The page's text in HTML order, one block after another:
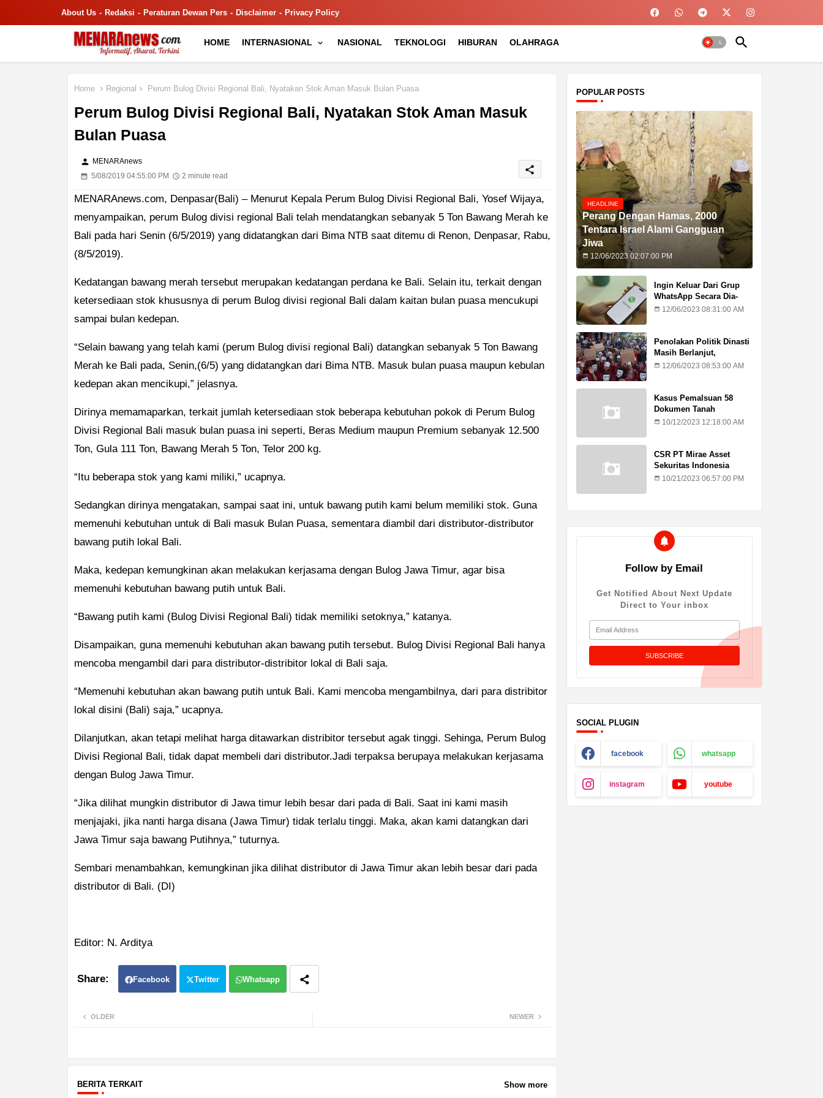
About Us Redaksi Peraturan Dewan Pers Disclaimer Privacy Policy
HOME INTERNASIONAL NASIONAL TEKNOLOGI HIBURAN OLAHRAGA
Home Regional Perum Bulog Divisi Regional Bali, Nyatakan Stok Aman Masuk Bulan Puasa
Perum Bulog Divisi Regional Bali, Nyatakan Stok Aman Masuk
Bulan Puasa
person MENARAnews
5/08/2019 04:55:00 PM
2 minute read
share
MENARAnews.com, Denpasar(Bali) – Menurut Kepala Perum Bulog Divisi Regional Bali, Yosef Wijaya,
menyampaikan, perum Bulog divisi regional Bali telah mendatangkan sebanyak 5 Ton Bawang Merah ke
Bali pada hari Senin (6/5/2019) yang didatangkan dari Bima NTB saat ditemu di Renon, Denpasar, Rabu,
(8/5/2019).
Kedatangan bawang merah tersebut merupakan kedatangan perdana ke Bali. Selain itu, terkait dengan
ketersediaan stok khususnya di perum Bulog divisi regional Bali dalam kaitan bulan puasa mencukupi
sampai bulan kedepan.
“Selain bawang yang telah kami (perum Bulog divisi regional Bali) datangkan sebanyak 5 Ton Bawang
Merah ke Bali pada, Senin,(6/5) yang didatangkan dari Bima NTB. Masuk bulan puasa maupun kebulan
kedepan akan mencikupi,” jelasnya.
Dirinya memamaparkan, terkait jumlah ketersediaan stok beberapa kebutuhan pokok di Perum Bulog
Divisi Regional Bali masuk bulan puasa ini seperti, Beras Medium maupun Premium sebanyak 12.500
Ton, Gula 111 Ton, Bawang Merah 5 Ton, Telor 200 kg.
“Itu beberapa stok yang kami miliki,” ucapnya.
Sedangkan dirinya mengatakan, sampai saat ini, untuk bawang putih kami belum memiliki stok. Guna
memenuhi kebutuhan untuk di Bali masuk Bulan Puasa, sementara diambil dari distributor-distributor
bawang putih lokal Bali.
Maka, kedepan kemungkinan akan melakukan kerjasama dengan Bulog Jawa Timur, agar bisa
memenuhi kebutuhan bawang putih untuk Bali.
“Bawang putih kami (Bulog Divisi Regional Bali) tidak memiliki setoknya,” katanya.
Disampaikan, guna memenuhi kebutuhan akan bawang putih tersebut. Bulog Divisi Regional Bali hanya
mencoba mengambil dari para distributor-distribitor lokal di Bali saja.
“Memenuhi kebutuhan akan bawang putih untuk Bali. Kami mencoba mengambilnya, dari para distribitor
lokal disini (Bali) saja,” ucapnya.
Dilanjutkan, akan tetapi melihat harga ditawarkan distribitor tersebut agak tinggi. Sehinga, Perum Bulog
Divisi Regional Bali, tidak dapat membeli dari distributor.Jadi terpaksa berupaya melakukan kerjasama
dengan Bulog Jawa Timur.
“Jika dilihat mungkin distributor di Jawa timur lebih besar dari pada di Bali. Saat ini kami masih
menjajaki, jika nanti harga disana (Jawa Timur) tidak terlalu tinggi. Maka, akan kami datangkan dari
Jawa Timur saja bawang Putihnya,” tuturnya.
Sembari menambahkan, kemungkinan jika dilihat distributor di Jawa Timur akan lebih besar dari pada
distributor di Bali. (DI)
Editor: N. Arditya
Facebook Twitter Whatsapp
NEWER
OLDER
BERITA TERKAIT Show more
POPULAR POSTS
HEADLINE
Perang Dengan Hamas, 2000
Tentara Israel Alami Gangguan
Jiwa
12/06/2023 02:07:00 PM
Ingin Keluar Dari Grup
WhatsApp Secara Dia-
Diam? Ini Caranya
12/06/2023 08:31:00 AM
Penolakan Politik Dinasti
Masih Berlanjut,
Mahasiswa Kritik Putusan
12/06/2023 08:53:00 AM
Kasus Pemalsuan 58
Dokumen Tanah
Kadilangu, Ahli Waris :
10/12/2023 12:18:00 AM
CSR PT Mirae Asset
Sekuritas Indonesia
Sasar Warga Rentan
10/21/2023 06:57:00 PM
Follow by Email
Get Notified About Next Update
Direct to Your inbox
SOCIAL PLUGIN
facebook whatsapp
instagram youtube